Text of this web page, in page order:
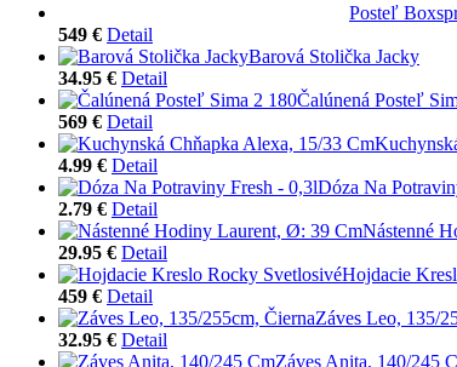
Posteľ
549 € Detail
Barová Stolička Jacky
34.95 € Detail
Čalúnená Posteľ
569 € Detail
4.99 € Detail
Dóza Na
2.79 € Detail
Nástenné
29.95 € Detail
Hojdacie
459 € Detail
Záves Leo, 135/
32.95 € Detail
Záves Anita, 140/245